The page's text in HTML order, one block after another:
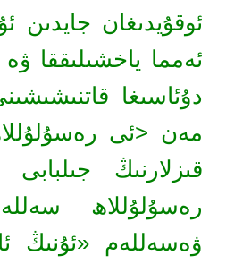
ئوقۇيدىغان جايدىن
ئەمما ياخشىلىققا
دۇئاسىغا
مەن <ئى
قىزلارنىڭ
رەسۇلۇللاھ
ۋەسەللەم «ئۇنىڭ